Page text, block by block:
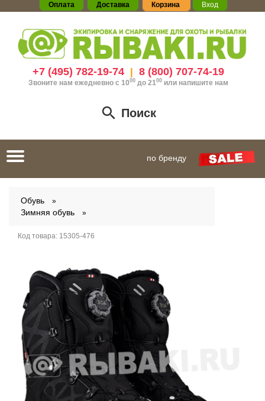
Оплата Доставка Корзина Вход
+7 (495) 782-19-74| 8 (800) 707-74-19
Звоните нам ежедневно с 1000до 21 00 или напишите нам
Поиск
Toggle
navigation
по бренду
Обувь
Зимняя обувь
Код товара: 15305-476